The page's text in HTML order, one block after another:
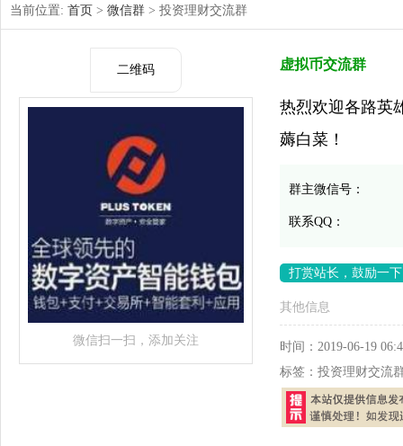
当前位置: 首页 > 微信群 > 投资理财交流群
二维码
微信扫一扫，添加关注
虚拟币交流群
热烈欢迎各路英
薅白菜！
群主微信号：
联系QQ：
打赏站长，鼓励一
其他信息
时间： 2019-06-19
标签： 投资理财交流